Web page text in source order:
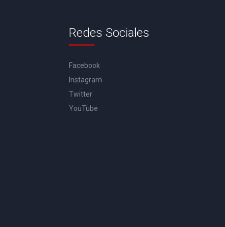
Redes Sociales
Facebook
Instagram
Twitter
YouTube